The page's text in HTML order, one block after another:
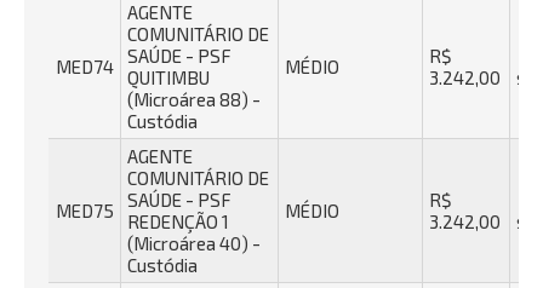
MED74
AGENTE
COMUNITÁRIO DE
SAÚDE - PSF
QUITIMBU
(Microárea 88) -
Custódia
MÉDIO
R$
3.242,00
MED75
AGENTE
COMUNITÁRIO DE
SAÚDE - PSF
REDENÇÃO 1
(Microárea 40) -
Custódia
MÉDIO
R$
3.242,00